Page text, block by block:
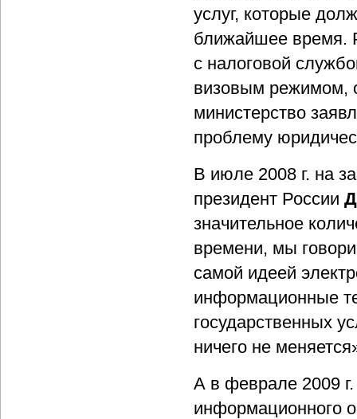
услуг, которые
ближайшее время.
с налоговой
визовым режимом,
министерство
проблему
В июле 2008 г. на
президент России
значительное
времени, мы
самой идеей
информационные
государственных
ничего не
А в феврале 2009
информационного